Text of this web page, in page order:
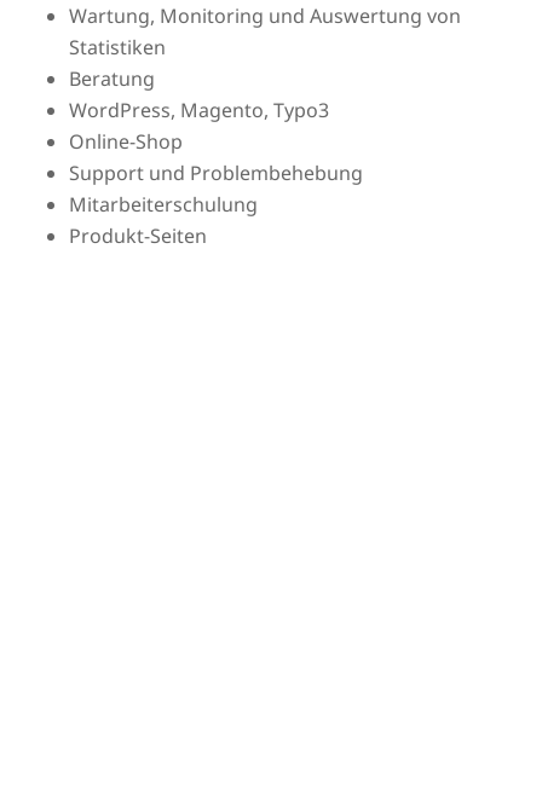
Wartung, Monitoring und Auswertung von
Statistiken
Beratung
WordPress, Magento, Typo3
Online-Shop
Support und Problembehebung
Mitarbeiterschulung
Produkt-Seiten